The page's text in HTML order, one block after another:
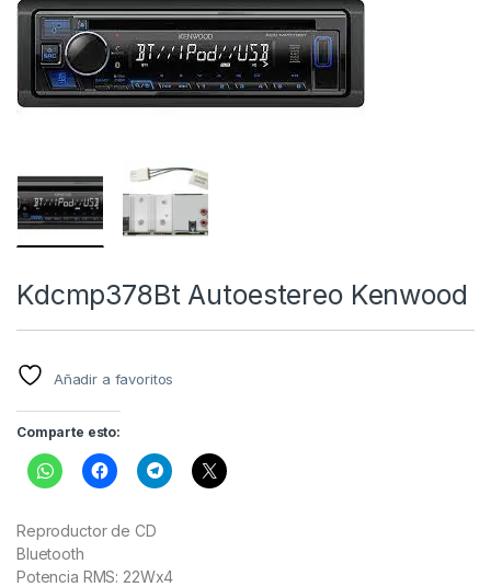
Kdcmp378Bt Autoestereo Kenwood
Añadir a favoritos
Comparte esto:
Reproductor de CD
Bluetooth
Potencia RMS: 22Wx4